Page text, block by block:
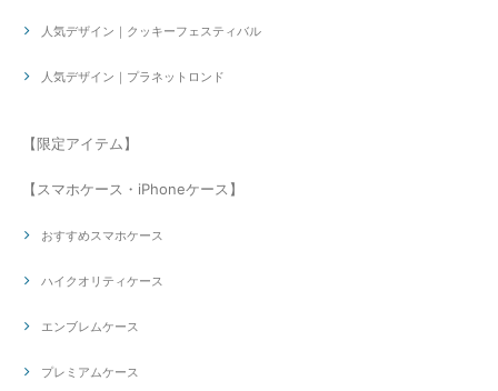
人気デザイン｜クッキーフェスティバル
人気デザイン｜プラネットロンド
【限定アイテム】
【スマホケース・iPhoneケース】
おすすめスマホケース
ハイクオリティケース
エンブレムケース
プレミアムケース